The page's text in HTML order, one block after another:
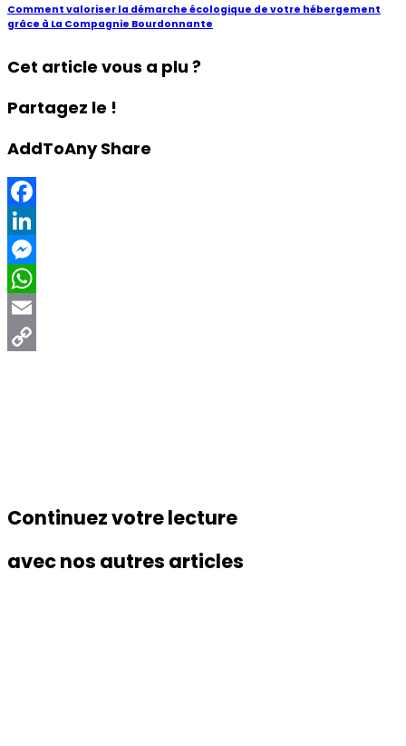
Comment valoriser la démarche écologique de votre hébergement
grâce à La Compagnie Bourdonnante
Cet article vous a plu ?
Partagez le !
AddToAny Share
Facebook
LinkedIn
Messenger
WhatsApp
Email
Continuez votre lecture
avec nos autres articles